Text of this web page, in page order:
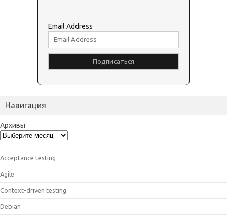
Email Address
Навигация
Архивы
Acceptance testing
Agile
Context-driven testing
Debian